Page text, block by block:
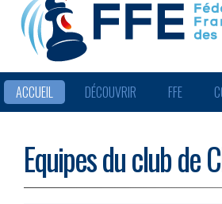
ACCUEIL DÉCOUVRIR FFE
Equipes du club de